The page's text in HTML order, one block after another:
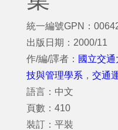
統一編號GPN：
出版日期：2000/11
作/編/譯者： 國立交
技與管理學系 ， 交通
語言：中文
頁數：410
裝訂：平裝